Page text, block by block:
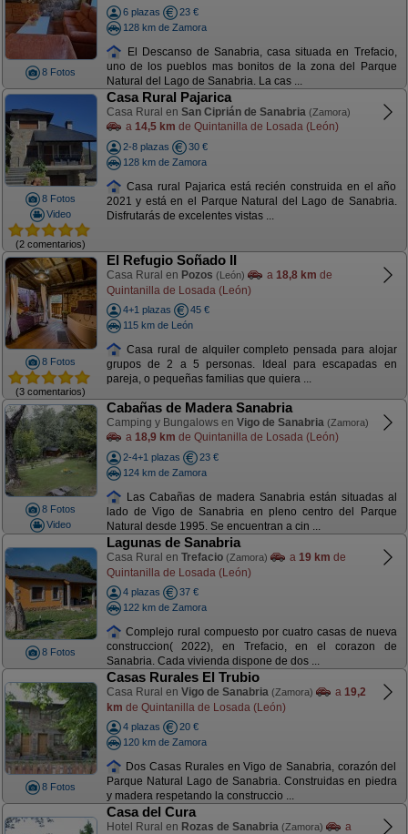
8 Fotos
6 plazas
23 €
128 km de Zamora
El Descanso de Sanabria, casa situada en Trefacio,
uno de los pueblos mas bonitos de la zona del Parque
Natural del Lago de Sanabria. La cas ...
8 Fotos
Video
(2 comentarios)
Casa Rural Pajarica
Casa Rural en San Ciprián de Sanabria (Zamora)
a 14,5 km de Quintanilla de Losada (León)
2-8 plazas
30 €
128 km de Zamora
Casa rural Pajarica está recién construida en el año
2021 y está en el Parque Natural del Lago de Sanabria.
Disfrutarás de excelentes vistas ...
8 Fotos
(3 comentarios)
El Refugio Soñado II
Casa Rural en Pozos (León) a 18,8 km de
Quintanilla de Losada (León)
4+1 plazas
45 €
115 km de León
Casa rural de alquiler completo pensada para alojar
grupos de 2 a 5 personas. Ideal para escapadas en
pareja, o pequeñas familias que quiera ...
8 Fotos
Video
Cabañas de Madera Sanabria
Camping y Bungalows en Vigo de Sanabria (Zamora)
a 18,9 km de Quintanilla de Losada (León)
2-4+1 plazas
23 €
124 km de Zamora
Las Cabañas de madera Sanabria están situadas al
lado de Vigo de Sanabria en pleno centro del Parque
Natural desde 1995. Se encuentran a cin ...
8 Fotos
Lagunas de Sanabria
Casa Rural en Trefacio (Zamora) a 19 km de
Quintanilla de Losada (León)
4 plazas
37 €
122 km de Zamora
Complejo rural compuesto por cuatro casas de nueva
construccion( 2022), en Trefacio, en el corazon de
Sanabria. Cada vivienda dispone de dos ...
8 Fotos
Casas Rurales El Trubio
Casa Rural en Vigo de Sanabria (Zamora) a 19,2
km de Quintanilla de Losada (León)
4 plazas
20 €
120 km de Zamora
Dos Casas Rurales en Vigo de Sanabria, corazón del
Parque Natural Lago de Sanabria. Construidas en piedra
y madera respetando la construccio ...
Casa del Cura
Hotel Rural en Rozas de Sanabria (Zamora)
a